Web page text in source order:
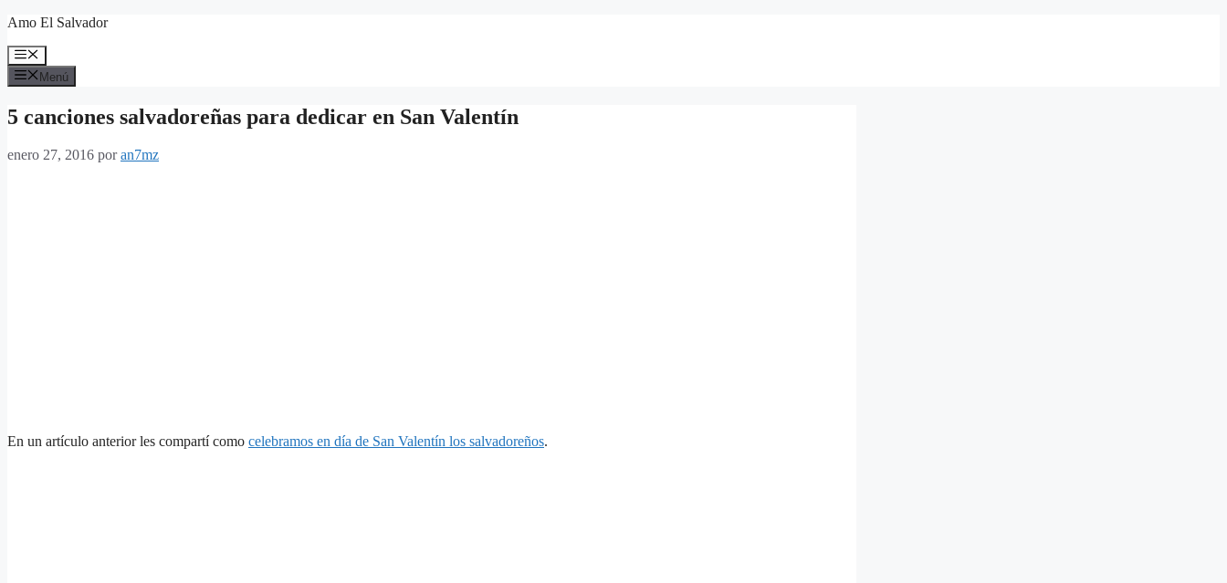
Saltar
contenido
Amo El Salvador
Menú
Menú
5 canciones salvadoreñas para dedicar en San Valentín
enero 27, 2016 poran7mz
En un artículo anterior les compartí como celebramos en día de San Valentín los salvadoreños.